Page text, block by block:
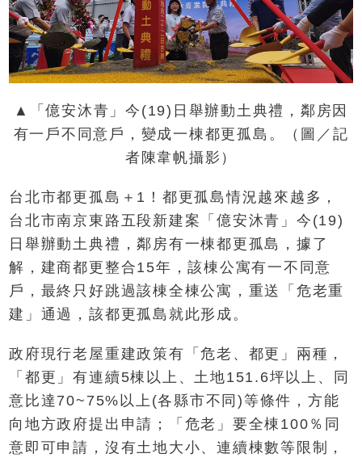
▲「億安沐青」今(19)日舉辦動土典禮，鄰房因
有一戶不同意戶，變成一棟都更孤島。（圖／記
者陳韋帆攝影）
台北市都更孤島＋1！都更孤島情況越來越多，
台北市南京東路五段新建案「億安沐青」今(19)
日舉辦動土典禮，鄰房有一棟都更孤島，據了
解，建商都更整合15年，該棟公寓有一不同意
戶，最終只好跳過該棟全棟公寓，重送「危老重
建」通過，該都更孤島就此形成。
政府現行老屋重建政策有「危老、都更」兩種，
「都更」有連續5棟以上、土地151.6坪以上、同
意比達70~75%以上(各縣市不同)等條件，方能
向地方政府提出申請；「危老」要全棟100％同
意即可申請，沒有土地大小、連續棟數等限制，